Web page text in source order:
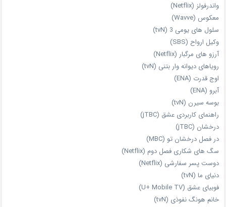
واندرفولز (Netflix)
معکوس (Wavve)
سلول های یومی 3 (tvN)
وکیل ارواح (SBS)
آرزو های مرگبار (Netflix)
رویاهای دیوانه‌ وار بتنی (tvN)
اوج قدرت (ENA)
آبرو (ENA)
بوسه سیرن (tvN)
راهنمای کاربردی عشق (jTBC)
درخشان (jTBC)
در فصل درخشان تو (MBC)
سگ های شکاری فصل دوم (Netflix)
دوست‌ پسر سفارشی (Netflix)
دنیای ما (tvN)
فوبیای عشق (U+ Mobile TV)
خانم هونگ نفوذی (tvN)